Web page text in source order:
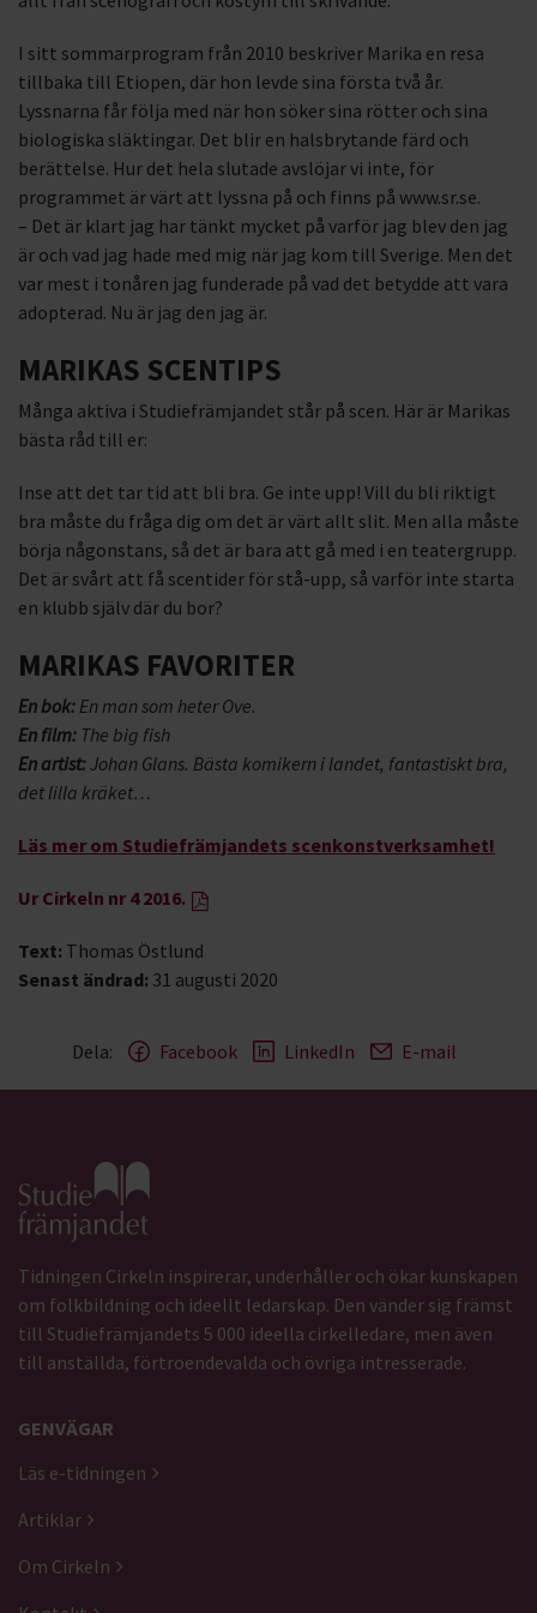
I sitt sommarprogram från 2010 beskriver Marika en resa
tillbaka till Etiopen, där hon levde sina första två år.
Lyssnarna får följa med när hon söker sina rötter och sina
biologiska släktingar. Det blir en halsbrytande färd och
berättelse. Hur det hela slutade avslöjar vi inte, för
programmet är värt att lyssna på och finns på www.sr.se.
– Det är klart jag har tänkt mycket på varför jag blev den jag
är och vad jag hade med mig när jag kom till Sverige. Men det
var mest i tonåren jag funderade på vad det betydde att vara
adopterad. Nu är jag den jag är.
MARIKAS SCENTIPS
Många aktiva i Studiefrämjandet står på scen. Här är Marikas
bästa råd till er:
Inse att det tar tid att bli bra. Ge inte upp! Vill du bli riktigt
bra måste du fråga dig om det är värt allt slit. Men alla måste
börja någonstans, så det är bara att gå med i en teatergrupp.
Det är svårt att få scentider för stå-upp, så varför inte starta
en klubb själv där du bor?
MARIKAS FAVORITER
En bok: En man som heter Ove.
En film: The big fish
En artist:Johan Glans. Bästa komikern i landet, fantastiskt bra,
det lilla kräket…
Läs mer om Studiefrämjandets scenkonstverksamhet!
Ur Cirkeln nr 4 2016.
Text: Thomas Östlund
Senast ändrad: 31 augusti 2020
Dela: Facebook LinkedIn E-mail
Gå till studiefrämjandets startsida
Tidningen Cirkeln inspirerar, underhåller och ökar kunskapen
om folkbildning och ideellt ledarskap. Den vänder sig främst
till Studiefrämjandets 5 000 ideella cirkelledare, men även
till anställda, förtroendevalda och övriga intresserade.
GENVÄGAR
Läs e-tidningen
Artiklar
Om Cirkeln